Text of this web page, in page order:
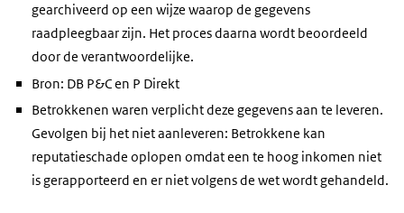
gearchiveerd op een wijze waarop de gegevens
raadpleegbaar zijn. Het proces daarna wordt beoordeeld
door de verantwoordelijke.
Bron: DB P&C en P Direkt
Betrokkenen waren verplicht deze gegevens aan te leveren.
Gevolgen bij het niet aanleveren: Betrokkene kan
reputatieschade oplopen omdat een te hoog inkomen niet
is gerapporteerd en er niet volgens de wet wordt gehandeld.